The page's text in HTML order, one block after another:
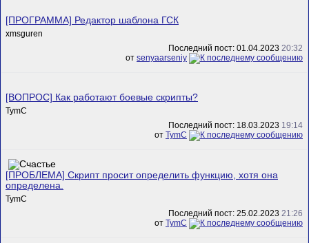
[ПРОГРАММА] Редактор шаблона ГСК
xmsguren
Последний пост: 01.04.2023 20:32
от senyaarseniy
[ВОПРОС] Как работают боевые скрипты?
TymC
Последний пост: 18.03.2023 19:14
от TymC
[ПРОБЛЕМА] Скрипт просит определить функцию, хотя она
определена.
TymC
Последний пост: 25.02.2023 21:26
от TymC